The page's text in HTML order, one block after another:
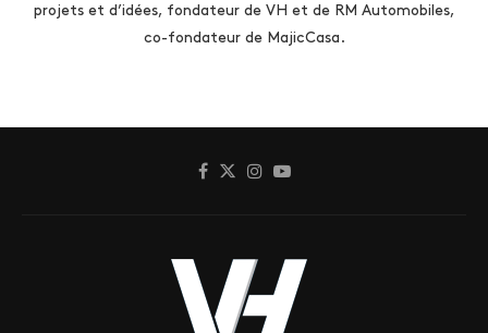
projets et d’idées, fondateur de VH et de RM Automobiles,
co-fondateur de MajicCasa.